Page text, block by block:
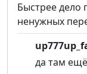
Быстрее дело
ненужных
да там